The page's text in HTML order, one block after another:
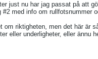
just nu har jag passat på att
#2 med info om rullfotsnummer
om riktigheten, men det här är
eller underligheter, eller ännu